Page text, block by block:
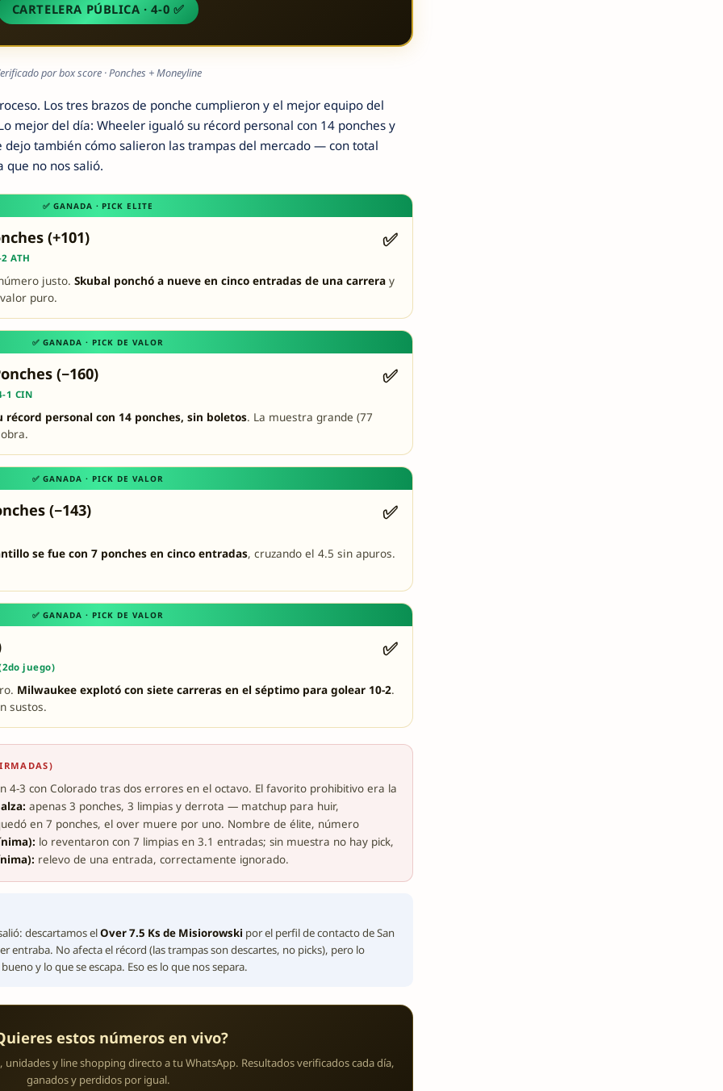
CARTELERA PÚBLICA · 4-0 ✅
por box score · Ponches + Moneyline
Los tres brazos de ponche cumplieron y el mejor equipo del
mejor del día: Wheeler igualó su récord personal con 14 ponches y
dejo también cómo salieron las trampas del mercado — con total
que no nos salió.
✅ GANADA · PICK ELITE
✅
(+101)
ATH
justo. Skubal ponchó a nueve en cinco entradas de una carreray
puro.
✅ GANADA · PICK DE VALOR
✅
(−160)
1 CIN
récord personal con 14 ponches, sin boletos. La muestra grande (77
✅ GANADA · PICK DE VALOR
✅
(−143)
se fue con 7 ponches en cinco entradas, cruzando el 4.5 sin apuros.
✅ GANADA · PICK DE VALOR
✅
(2do juego)
Milwaukee explotó con siete carreras en el séptimo para golear 10-2.
sustos.
4-3 con Colorado tras dos errores en el octavo. El favorito prohibitivo era la
apenas 3 ponches, 3 limpias y derrota — matchup para huir,
en 7 ponches, el over muere por uno. Nombre de élite, número
lo reventaron con 7 limpias en 3.1 entradas; sin muestra no hay pick,
relevo de una entrada, correctamente ignorado.
descartamos elOver 7.5 Ks de Misiorowski por el perfil de contacto de San
entraba. No afecta el récord (las trampas son descartes, no picks), pero lo
y lo que se escapa. Eso es lo que nos separa.
estos números en vivo?
unidades y line shopping directo a tu WhatsApp. Resultados verificados cada día,
ganados y perdidos por igual.